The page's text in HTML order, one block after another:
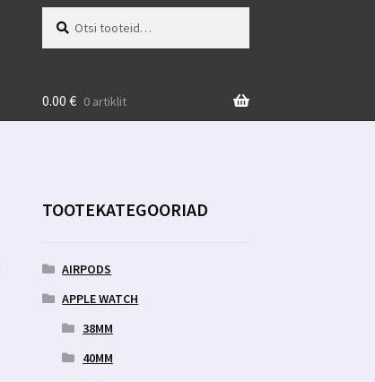
0.00 € 0 artiklit
TOOTEKATEGOORIAD
AIRPODS
APPLE WATCH
38MM
40MM